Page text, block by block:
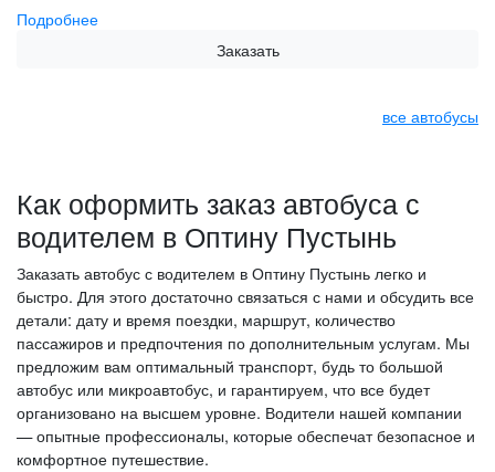
Подробнее
Заказать
все автобусы
Как оформить заказ автобуса с
водителем в Оптину Пустынь
Заказать автобус с водителем в Оптину Пустынь легко и
быстро. Для этого достаточно связаться с нами и обсудить все
детали: дату и время поездки, маршрут, количество
пассажиров и предпочтения по дополнительным услугам. Мы
предложим вам оптимальный транспорт, будь то большой
автобус или микроавтобус, и гарантируем, что все будет
организовано на высшем уровне. Водители нашей компании
— опытные профессионалы, которые обеспечат безопасное и
комфортное путешествие.